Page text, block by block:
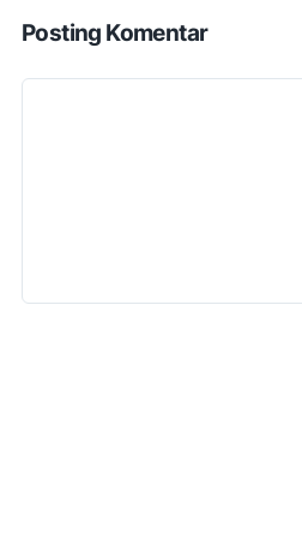
Posting Komentar